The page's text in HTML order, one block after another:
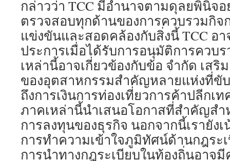
กล่าวว่า TCC มีอำนาจตามดุลยพินิจอ
ตรวจสอบทุกด้านของการควบรวมกิจ
แข่งขันและสอดคล้องกับสิ่งนี้ TCC อ
ประการเมื่อได้รับการอนุมัติการควบร
เหล่านี้อาจเกี่ยวข้องกับข้อ จำกัด เสริ
ของอุตสาหกรรมสำคัญหลายแห่งที่ขั
ถึงการเงินการท่องเที่ยวการค้าปลีกเ
ภาคเหล่านี้นำเสนอโอกาสที่สำคัญสำ
การลงทุนของธุรกิจ นอกจากนี้เรายัง
การทำความเข้าใจภูมิทัศน์ด้านกฎระ
การนำทางกฎระเบียบในท้องถิ่นอาจ